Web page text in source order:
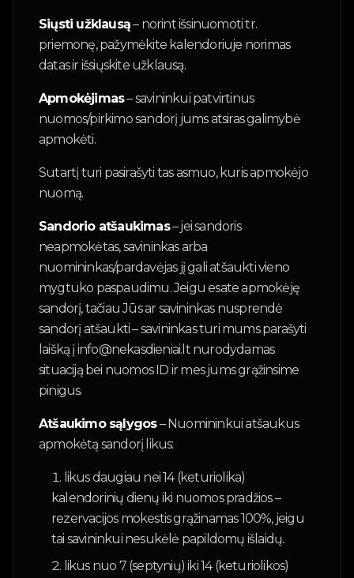
Siųsti užklausą– norint išsinuomoti tr.
priemonę, pažymėkite kalendoriuje norimas
datas ir išsiųskite užklausą.
Apmokėjimas– savininkui patvirtinus
nuomos/pirkimo sandorį jums atsiras galimybė
apmokėti.
Sutartį turi pasirašyti tas asmuo, kuris apmokėjo
nuomą.
Sandorio atšaukimas– jei sandoris
neapmokėtas, savininkas arba
nuomininkas/pardavėjas jį gali atšaukti vieno
mygtuko paspaudimu. Jeigu esate apmokėję
sandorį, tačiau Jūs ar savininkas nusprendė
sandorį atšaukti – savininkas turi mums parašyti
laišką į info@nekasdieniai.lt nurodydamas
situaciją bei nuomos ID ir mes jums grąžinsime
pinigus.
Atšaukimo sąlygos– Nuomininkui atšaukus
apmokėtą sandorį likus:
likus daugiau nei 14 (keturiolika)
kalendorinių dienų iki nuomos pradžios –
rezervacijos mokestis grąžinamas 100%, jeigu
tai savininkui nesukėlė papildomų išlaidų.
likus nuo 7 (septynių) iki 14 (keturiolikos)